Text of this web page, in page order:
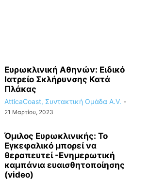
Ευρωκλινική Αθηνών: Ειδικό
Ιατρείο Σκλήρυνσης Κατά
Πλάκας
AtticaCoast, Συντακτική Ομάδα A.V. -
21 Μαρτίου, 2023
Όμιλος Ευρωκλινικής: Το
Εγκεφαλικό μπορεί να
θεραπευτεί -Ενημερωτική
καμπάνια ευαισθητοποίησης
(video)